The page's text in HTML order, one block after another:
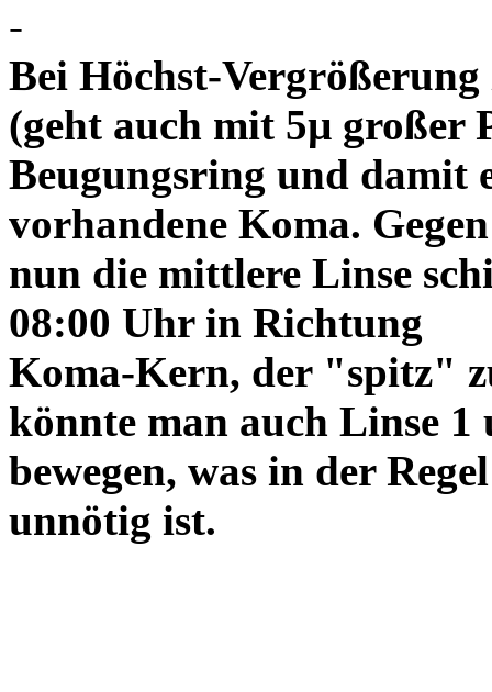
-
Bei Höchst-
(geht auch mit 5µ großer
Beugungsring und damit
vorhandene Koma.
nun die mittlere Linse
08:00 Uhr in Richtung
Koma-Kern, der "spitz"
könnte man auch Linse
bewegen, was in der Regel
unnötig ist.